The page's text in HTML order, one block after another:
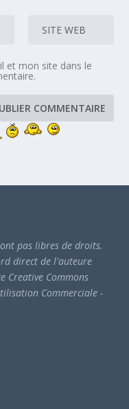
et mon site dans le
pas libres de droits.
direct de l'auteure
Creative Commons
Commerciale -